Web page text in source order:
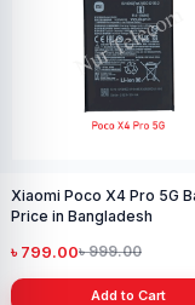
Xiaomi Poco X4 Pro 5G
Price in Bangladesh
৳ 799.00৳ 999.00
Add to Cart